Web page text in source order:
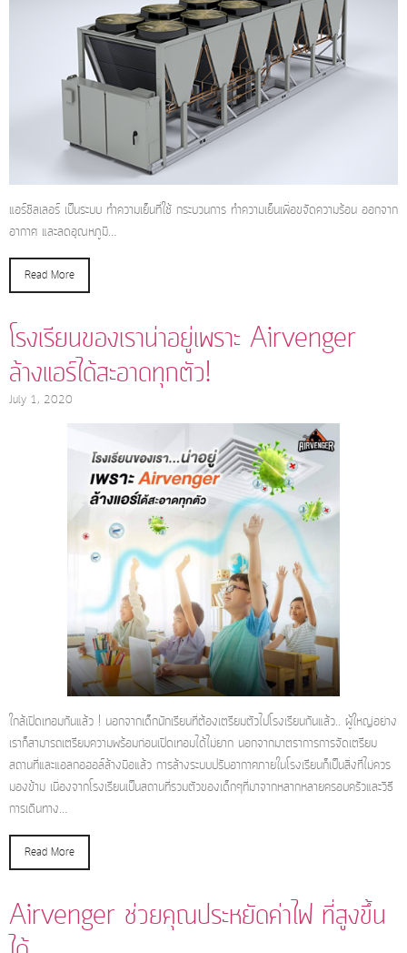
แอร์ชิลเลอร์ เป็นระบบ ทำความเย็นที่ใช้ กระบวนการ ทำความเย็นเพื่อขจัดความร้อน ออกจาก
อากาศ และลดอุณหภูมิ…
Read More
โรงเรียนของเราน่าอยู่เพราะ Airvenger
ล้างแอร์ได้สะอาดทุกตัว!
July 1, 2020
ใกล้เปิดเทอมกันแล้ว ! นอกจากเด็กนักเรียนที่ต้องเตรียมตัวไปโรงเรียนกันแล้ว.. ผู้ใหญ่อย่าง
เราก็สามารถเตรียมความพร้อมก่อนเปิดเทอมได้ไม่ยาก นอกจากมาตราการการจัดเตรียม
สถานที่และแอลกอฮอล์ล้างมือแล้ว การล้างระบบปรับอากาศภายในโรงเรียนก็เป็นสิ่งที่ไม่ควร
มองข้าม เนื่องจากโรงเรียนเป็นสถานที่รวมตัวของเด็กๆที่มาจากหลากหลายครอบครัวและวิธี
การเดินทาง…
Read More
Airvenger ช่วยคุณประหยัดค่าไฟ ที่สูงขึ้น